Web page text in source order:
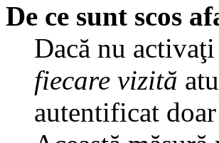
De ce sunt scos
Dacă nu
fiecare vizită
autentificat